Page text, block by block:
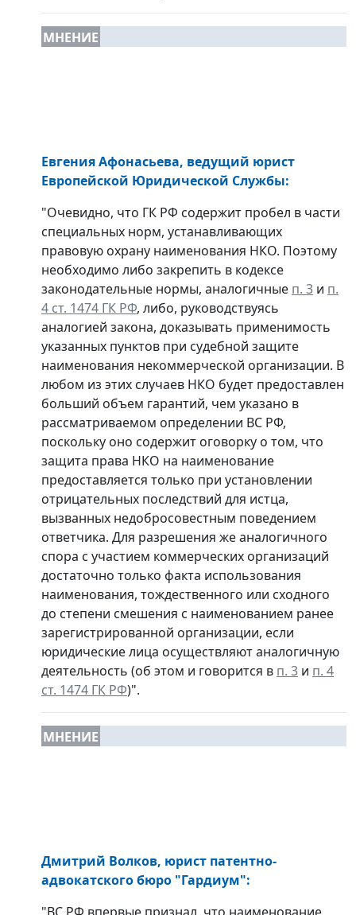
МНЕНИЕ
Евгения Афонасьева, ведущий юрист
Европейской Юридической Службы:
"Очевидно, что ГК РФ содержит пробел в части
специальных норм, устанавливающих
правовую охрану наименования НКО. Поэтому
необходимо либо закрепить в кодексе
законодательные нормы, аналогичные п. 3 и п.
4 ст. 1474 ГК РФ, либо, руководствуясь
аналогией закона, доказывать применимость
указанных пунктов при судебной защите
наименования некоммерческой организации. В
любом из этих случаев НКО будет предоставлен
больший объем гарантий, чем указано в
рассматриваемом определении ВС РФ,
поскольку оно содержит оговорку о том, что
защита права НКО на наименование
предоставляется только при установлении
отрицательных последствий для истца,
вызванных недобросовестным поведением
ответчика. Для разрешения же аналогичного
спора с участием коммерческих организаций
достаточно только факта использования
наименования, тождественного или сходного
до степени смешения с наименованием ранее
зарегистрированной организации, если
юридические лица осуществляют аналогичную
деятельность (об этом и говорится в п. 3 и п. 4
ст. 1474 ГК РФ)".
МНЕНИЕ
Дмитрий Волков, юрист патентно-
адвокатского бюро "Гардиум":